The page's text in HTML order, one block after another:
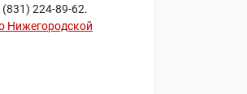
224-89-62.
Нижегородской